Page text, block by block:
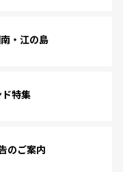
・江の島
特集
のご案内